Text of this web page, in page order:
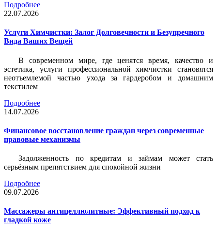
Подробнее
22.07.2026
Услуги Химчистки: Залог Долговечности и Безупречного
Вида Ваших Вещей
В современном мире, где ценятся время, качество и
эстетика, услуги профессиональной химчистки становятся
неотъемлемой частью ухода за гардеробом и домашним
текстилем
Подробнее
14.07.2026
Финансовое восстановление граждан через современные
правовые механизмы
Задолженность по кредитам и займам может стать
серьёзным препятствием для спокойной жизни
Подробнее
09.07.2026
Массажеры антицеллюлитные: Эффективный подход к
гладкой коже